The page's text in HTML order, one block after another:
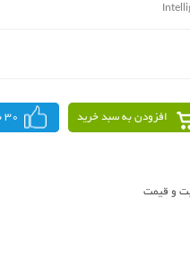
افزودن به سبد خرید 30 نفر
و قیمت